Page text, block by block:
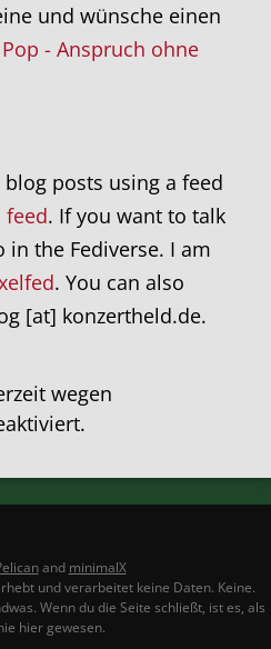
und wünsche einen
- Anspruch ohne
posts using a feed
feed. If you want to talk
the Fediverse. I am
. You can also
[at] konzertheld.de.
wegen
and minimalX
und verarbeitet keine Daten. Keine.
Wenn du die Seite schließt, ist es, als
hier gewesen.